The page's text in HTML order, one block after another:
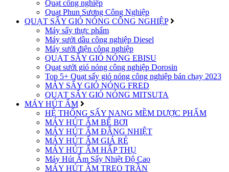
Quạt công nghiệp
Quạt Phun Sương Công Nghiệp
QUẠT SẤY GIÓ NÓNG CÔNG NGHIỆP
Máy sấy thực phẩm
Máy sưởi dầu công nghiệp Diesel
Máy sưởi điện công nghiệp
QUẠT SẤY GIÓ NÓNG EBISU
Quạt sưởi gió nóng công nghiệp Dorosin
Top 5+ Quạt sấy gió nóng công nghiệp bán chạy 2023
MÁY SẤY GIÓ NÓNG FRED
QUẠT SẤY GIÓ NÓNG MITSUTA
MÁY HÚT ẨM
HỆ THỐNG SẤY NANG MỀM DƯỢC PHẨM
MÁY HÚT ẨM BỂ BƠI
MÁY HÚT ẨM ĐẲNG NHIỆT
MÁY HÚT ẨM GIÁ RẺ
MÁY HÚT ẨM HẤP THỤ
Máy Hút Ẩm Sấy Nhiệt Độ Cao
MÁY HÚT ẨM TREO TRẦN